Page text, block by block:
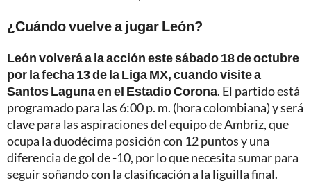
¿Cuándo vuelve a jugar León?
León volverá a la acción este sábado 18 de octubre
por la fecha 13 de la Liga MX, cuando visite a
Santos Laguna en el Estadio Corona. El partido está
programado para las 6:00 p. m. (hora colombiana) y será
clave para las aspiraciones del equipo de Ambriz, que
ocupa la duodécima posición con 12 puntos y una
diferencia de gol de -10, por lo que necesita sumar para
seguir soñando con la clasificación a la liguilla final.